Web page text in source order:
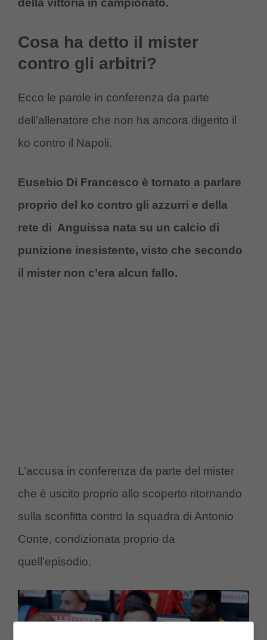
della vittoria in campionato.
Cosa ha detto il mister
contro gli arbitri?
Ecco le parole in conferenza da parte
dell’allenatore che non ha ancora digerito il
ko contro il Napoli.
Eusebio Di Francesco è tornato a parlare
proprio del ko contro gli azzurri e della
rete di Anguissa nata su un calcio di
punizione inesistente, visto che secondo
il mister non c’era alcun fallo.
L’accusa in conferenza da parte del mister
che è uscito proprio allo scoperto ritornando
sulla sconfitta contro la squadra di Antonio
Conte, condizionata proprio da
quell’episodio.